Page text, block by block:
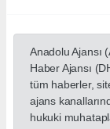
Anadolu Ajansı
Haber Ajansı
tüm haberler,
ajans
hukuki